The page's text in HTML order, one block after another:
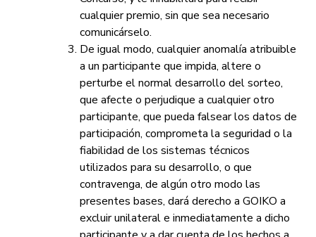
cualquier premio, sin que sea necesario
comunicárselo.
De igual modo, cualquier anomalía atribuible
a un participante que impida, altere o
perturbe el normal desarrollo del sorteo,
que afecte o perjudique a cualquier otro
participante, que pueda falsear los datos de
participación, comprometa la seguridad o la
fiabilidad de los sistemas técnicos
utilizados para su desarrollo, o que
contravenga, de algún otro modo las
presentes bases, dará derecho a GOIKO a
excluir unilateral e inmediatamente a dicho